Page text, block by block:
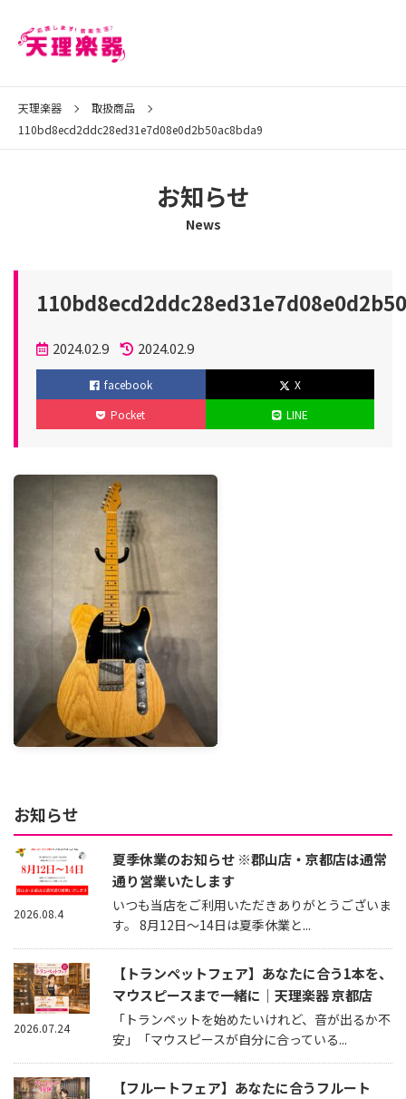
天理楽器
取扱商品
110bd8ecd2ddc28ed31e7d08e0d2b50ac8bda9
お知らせ
News
投
稿
日
2024.02.9
更
新
2024.02.9
facebook
X
Pocket
LINE
お知らせ
夏季休業のお知らせ ※郡山店・京都店は通常
通り営業いたします
いつも当店をご利用いただきありがとうございま
す。 8月12日～14日は夏季休業と...
2026.08.4
【トランペットフェア】あなたに合う1本を、
マウスピースまで一緒に｜天理楽器 京都店
「トランペットを始めたいけれど、音が出るか不
安」「マウスピースが自分に合っている...
2026.07.24
【フルートフェア】あなたに合うフルート